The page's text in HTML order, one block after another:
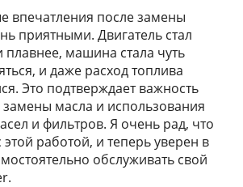
впечатления после замены
приятными. Двигатель стал
плавнее, машина стала чуть
и даже расход топлива
Это подтверждает важность
масла и использования
и фильтров. Я очень рад, что
этой работой, и теперь уверен в
обслуживать свой